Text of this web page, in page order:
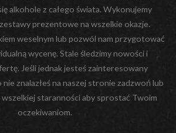
alkohole z całego świata. Wykonujemy
prezentowe na wszelkie okazje.
weselnym lub pozwól nam przygotować
wycenę. Stale śledzimy nowości i
Jeśli jednak jesteś zainteresowany
znalazłeś na naszej stronie zadzwoń lub
wszelkiej staranności aby sprostać Twoim
oczekiwaniom.